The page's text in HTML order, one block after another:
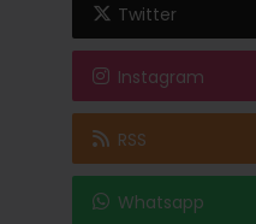
Twitter
Instagram
RSS
Whatsapp